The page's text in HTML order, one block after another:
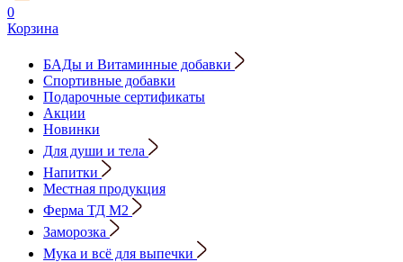
0
Корзина
БАДы и Витаминные добавки
Спортивные добавки
Подарочные сертификаты
Акции
Новинки
Для души и тела
Напитки
Местная продукция
Ферма ТД М2
Заморозка
Мука и всё для выпечки